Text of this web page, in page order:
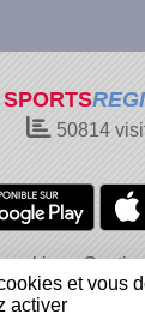
SPORTS
50814
Signaler
et vous
activer